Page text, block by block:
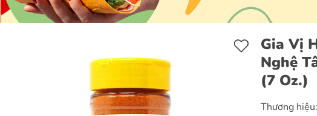
Gia Vị
Nghệ
(7 Oz.)
Thương hiệu: